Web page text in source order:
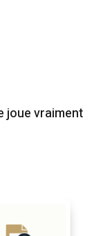
joue vraiment